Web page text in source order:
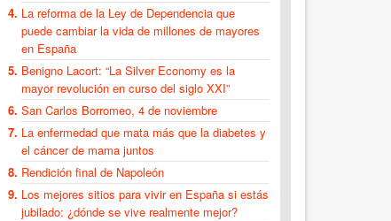
La reforma de la Ley de Dependencia que
puede cambiar la vida de millones de mayores
en España
Benigno Lacort: “La Silver Economy es la
mayor revolución en curso del siglo XXI”
San Carlos Borromeo, 4 de noviembre
La enfermedad que mata más que la diabetes y
el cáncer de mama juntos
Rendición final de Napoleón
Los mejores sitios para vivir en España si estás
jubilado: ¿dónde se vive realmente mejor?